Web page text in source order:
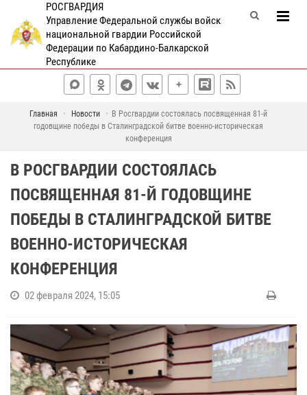
РОСГВАРДИЯ
Управление Федеральной службы войск
национальной гвардии Российской
Федерации по Кабардино-Балкарской
Республике
Главная Новости
В Росгвардии состоялась посвященная 81-й
годовщине победы в Сталинградской битве военно-историческая
конференция
В РОСГВАРДИИ СОСТОЯЛАСЬ
ПОСВЯЩЕННАЯ 81-Й ГОДОВЩИНЕ
ПОБЕДЫ В СТАЛИНГРАДСКОЙ БИТВЕ
ВОЕННО-ИСТОРИЧЕСКАЯ
КОНФЕРЕНЦИЯ
02 февраля 2024, 15:05